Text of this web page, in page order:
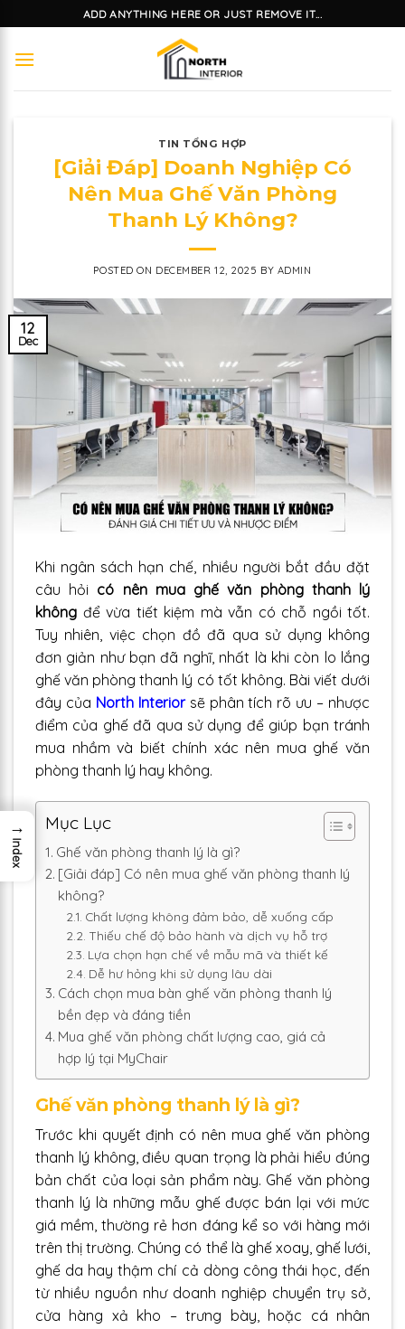
to
content
ADD ANYTHING HERE OR JUST REMOVE IT...
TIN TỔNG HỢP
[Giải Đáp] Doanh Nghiệp Có
Nên Mua Ghế Văn Phòng
Thanh Lý Không?
POSTED ON DECEMBER 12, 2025 BY ADMIN
12
Dec
Khi ngân sách hạn chế, nhiều người bắt đầu đặt
câu hỏi có nên mua ghế văn phòng thanh lý
không để vừa tiết kiệm mà vẫn có chỗ ngồi tốt.
Tuy nhiên, việc chọn đồ đã qua sử dụng không
đơn giản như bạn đã nghĩ, nhất là khi còn lo lắng
ghế văn phòng thanh lý có tốt không. Bài viết dưới
đây của North Interiorsẽ phân tích rõ ưu – nhược
điểm của ghế đã qua sử dụng để giúp bạn tránh
mua nhầm và biết chính xác nên mua ghế văn
phòng thanh lý hay không.
Mục Lục
Ghế văn phòng thanh lý là gì?
[Giải đáp] Có nên mua ghế văn phòng thanh lý
không?
Chất lượng không đảm bảo, dễ xuống cấp
Thiếu chế độ bảo hành và dịch vụ hỗ trợ
Lựa chọn hạn chế về mẫu mã và thiết kế
Dễ hư hỏng khi sử dụng lâu dài
Cách chọn mua bàn ghế văn phòng thanh lý
bền đẹp và đáng tiền
Mua ghế văn phòng chất lượng cao, giá cả
hợp lý tại MyChair
Ghế văn phòng thanh lý là gì?
Trước khi quyết định có nên mua ghế văn phòng
thanh lý không, điều quan trọng là phải hiểu đúng
bản chất của loại sản phẩm này. Ghế văn phòng
thanh lý là những mẫu ghế được bán lại với mức
giá mềm, thường rẻ hơn đáng kể so với hàng mới
trên thị trường. Chúng có thể là ghế xoay, ghế lưới,
ghế da hay thậm chí cả dòng công thái học, đến
từ nhiều nguồn như doanh nghiệp chuyển trụ sở,
cửa hàng xả kho – trưng bày, hoặc cá nhân
→
Index